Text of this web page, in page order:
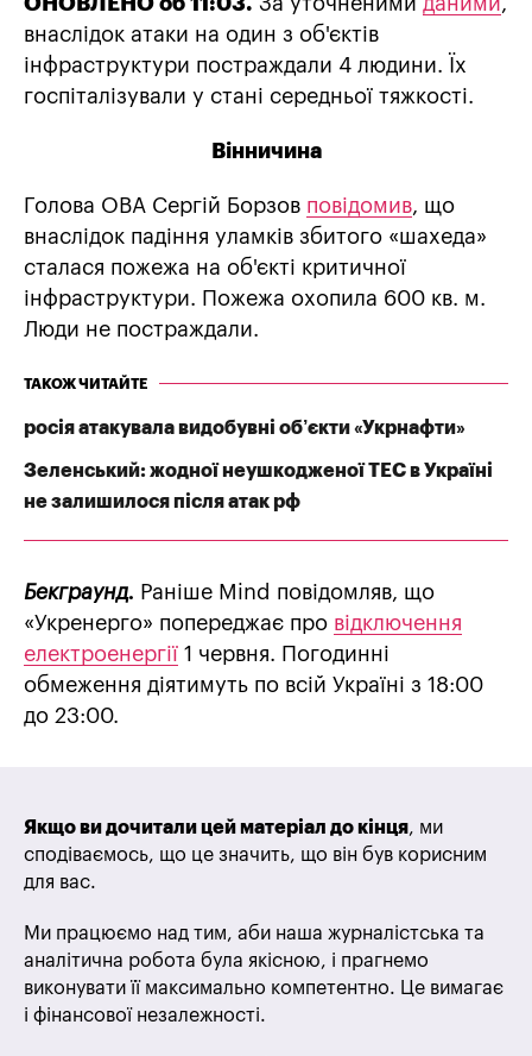
внаслідок атаки на один з об'єктів
інфраструктури постраждали 4 людини. Їх
госпіталізували у стані середньої тяжкості.
Вінничина
Голова ОВА Сергій Борзов повідомив, що
внаслідок падіння уламків збитого «шахеда»
сталася пожежа на об'єкті критичної
інфраструктури. Пожежа охопила 600 кв. м.
Люди не постраждали.
ТАКОЖ ЧИТАЙТЕ
росія атакувала видобувні об’єкти «Укрнафти»
Зеленський: жодної неушкодженої ТЕС в Україні
не залишилося після атак рф
Бекграунд. Раніше Mind повідомляв, що
«Укренерго» попереджає про відключення
електроенергії 1 червня. Погодинні
обмеження діятимуть по всій Україні з 18:00
до 23:00.
Якщо ви дочитали цей матеріал до кінця, ми
сподіваємось, що це значить, що він був корисним
для вас.
Ми працюємо над тим, аби наша журналістська та
аналітична робота була якісною, і прагнемо
виконувати її максимально компетентно. Це вимагає
і фінансової незалежності.